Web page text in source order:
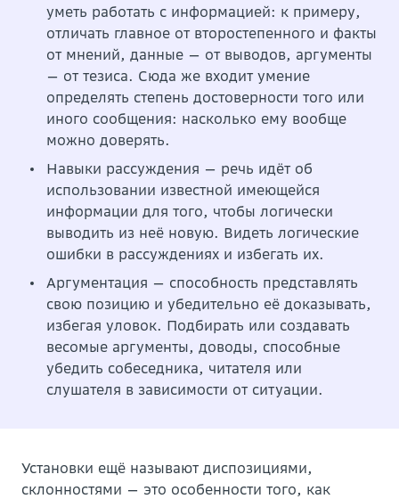
уметь работать с информацией: к примеру,
отличать главное от второстепенного и факты
от мнений, данные — от выводов, аргументы
— от тезиса. Сюда же входит умение
определять степень достоверности того или
иного сообщения: насколько ему вообще
можно доверять.
Навыки рассуждения — речь идёт об
использовании известной имеющейся
информации для того, чтобы логически
выводить из неё новую. Видеть логические
ошибки в рассуждениях и избегать их.
Аргументация — способность представлять
свою позицию и убедительно её доказывать,
избегая уловок. Подбирать или создавать
весомые аргументы, доводы, способные
убедить собеседника, читателя или
слушателя в зависимости от ситуации.
Установки ещё называют диспозициями,
склонностями — это особенности того, как